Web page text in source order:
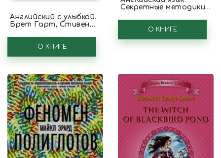
Английский с улыбкой.
Брет Гарт, Стивен
детектив / Bret Harte,
Stephen Leacock
О КНИГЕ
Секретные методики
О КНИГЕ